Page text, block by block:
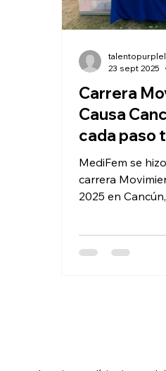
Carrera
Causa
cada paso
vidas
MediFem se
carrera
2025 en
compartido.
23 sept 2025